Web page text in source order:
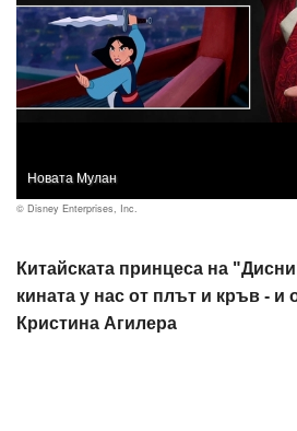
Новата Мулан
© Disney Enterprises, Inc.
Китайската принцеса на
кината у нас от плът и кръв - и
Кристина Агилера